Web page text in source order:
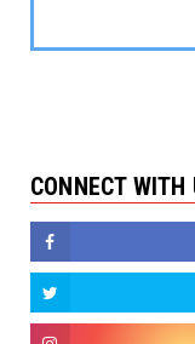
CONNECT WITH